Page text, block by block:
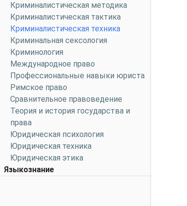
Криминалистическая методика
Криминалистическая тактика
Криминалистическая техника
Криминальная сексология
Криминология
Международное право
Профессиональные навыки юриста
Римское право
Сравнительное правоведение
Теория и история государства и
права
Юридическая психология
Юридическая техника
Юридическая этика
Языкознание